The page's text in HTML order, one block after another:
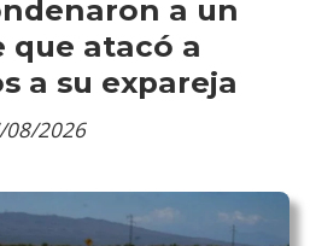
a un
que atacó a
a su expareja
08/2026